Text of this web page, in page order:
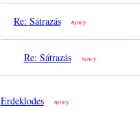
Re: Sátrazás nowy
Re: Sátrazás nowy
Erdeklodes nowy